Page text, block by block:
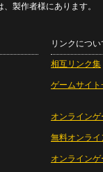
製作者様にあります。
リンクについ
相互リンク集
ゲームサイト
オンラインゲ
無料オンライ
オンライン